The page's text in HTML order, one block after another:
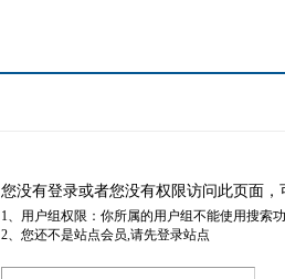
您没有登录或者您没有权限访问此页面
1、用户组权限：你所属的用户组不能使用搜索
2、您还不是站点会员,请先登录站点